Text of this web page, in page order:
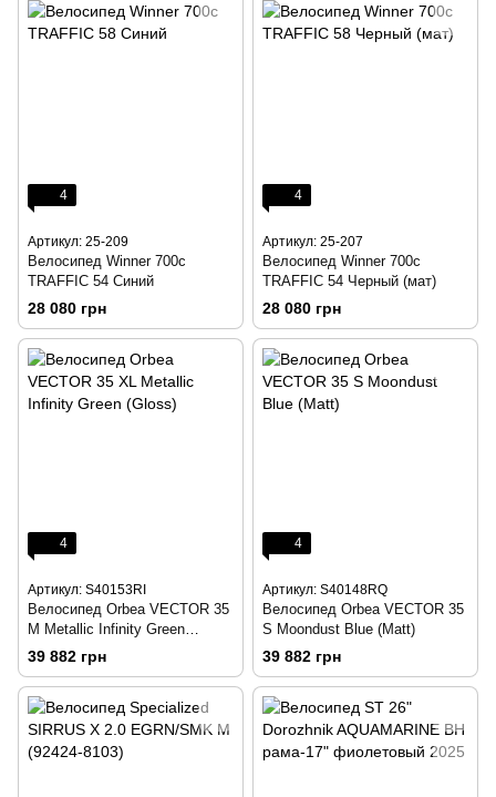
4
Артикул: 25-209
Велосипед Winner 700c
TRAFFIC 54 Синий
28 080 грн
4
Артикул: 25-207
Велосипед Winner 700c
TRAFFIC 54 Черный (мат)
28 080 грн
4
Артикул: S40153RI
Велосипед Orbea VECTOR 35
M Metallic Infinity Green
(Gloss)
39 882 грн
4
Артикул: S40148RQ
Велосипед Orbea VECTOR 35
S Moondust Blue (Matt)
39 882 грн